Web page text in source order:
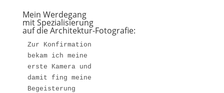
Mein Werdegang
mit Spezialisierung
auf die Architektur-Fotografie:
Zur Konfirmation
bekam ich meine
erste Kamera und
damit fing meine
Begeisterung